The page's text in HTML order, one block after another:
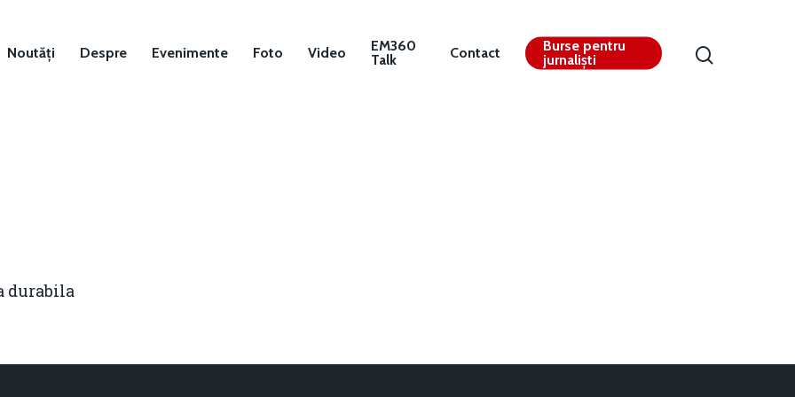
Noutăți Despre Evenimente Foto Video
EM360
Talk
Contact
Burse pentru
jurnaliști
durabila